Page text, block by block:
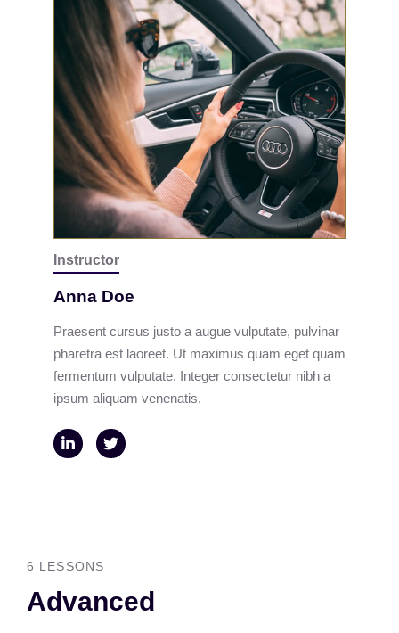
Instructor
Anna Doe
Praesent cursus justo a augue vulputate, pulvinar
pharetra est laoreet. Ut maximus quam eget quam
fermentum vulputate. Integer consectetur nibh a
ipsum aliquam venenatis.
6 LESSONS
Advanced